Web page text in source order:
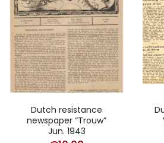
Dutch resistance
newspaper “Trouw”
Jun. 1943